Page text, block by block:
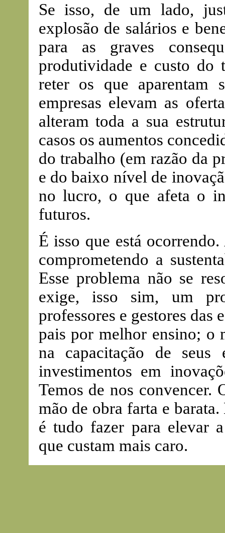
Se isso, de um lado,
explosão de salários e
para as graves
produtividade e custo do
reter os que aparentam
empresas elevam as
alteram toda a sua
casos os aumentos
do trabalho (em razão da
e do baixo nível de
no lucro, o que afeta o
futuros.
É isso que está
comprometendo a
Esse problema não se
exige, isso sim, um
professores e gestores das
pais por melhor ensino; o
na capacitação de seus
investimentos em
Temos de nos convencer.
mão de obra farta e
é tudo fazer para elevar
que custam mais caro.